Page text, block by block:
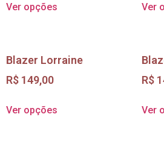
Ver opções Ver
Blazer Lorraine
R$ 149,00
Ver opções
R$
Ver